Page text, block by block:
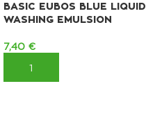
BASIC EUBOS BLUE LIQUID
WASHING EMULSION
7,40 €
ΠΡΟΣΘΉΚΗ ΣΤΟ ΚΑΛΆΘΙ